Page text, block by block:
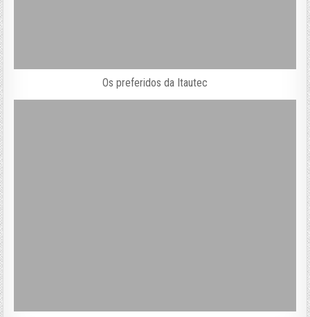
Os preferidos da Itautec